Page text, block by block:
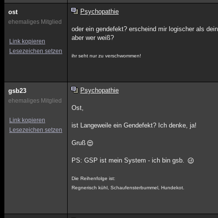
ost
ehemaliges Mitglied
Link kopieren
Lesezeichen setzen
Psychopathie
oder ein gendefekt? erscheind mir logischer als
aber wer weiß?
ihr seht nur zu verschwommen!
gsb23
ehemaliges Mitglied
Link kopieren
Lesezeichen setzen
Psychopathie
Ost,
ist Langeweile ein Gendefekt? Ich denke, ja!
Gruß
PS: GSP ist mein System - ich bin gsb.
Die Reihenfolge ist:
Regnerisch kühl, Schaufensterbummel, Hundekot.